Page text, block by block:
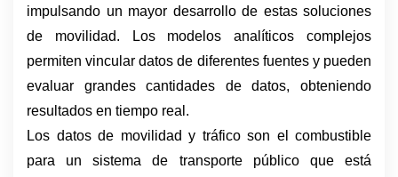
impulsando un mayor desarrollo de estas soluciones
de movilidad. Los modelos analíticos complejos
permiten vincular datos de diferentes fuentes y pueden
evaluar grandes cantidades de datos, obteniendo
resultados en tiempo real.
Los datos de movilidad y tráfico son el combustible
para un sistema de transporte público que está